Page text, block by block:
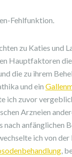
Fehlfunktion.
zu Katies und
Hauptfaktoren
die zu ihrem
und ein
ich zuvor
Arzneien
nach anfänglichen
ich von der
,